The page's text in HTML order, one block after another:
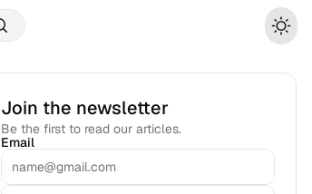
Join the newsletter
Be the first to read our articles.
Email